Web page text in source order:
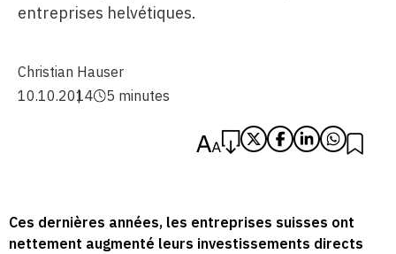
entreprises helvétiques.
Christian Hauser
10.10.2014
5 minutes
Ces dernières années, les entreprises suisses ont
nettement augmenté leurs investissements directs